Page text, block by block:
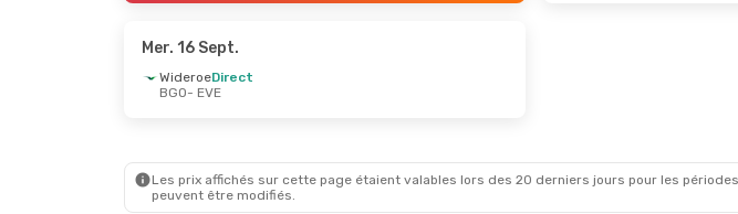
Mer. 16 Sept.
WideroeDirect
BGO- EVE
Les prix affichés sur cette page étaient valables lors des 20 derniers jours pour les
peuvent être modifiés.